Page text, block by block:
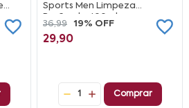
Sports Men Limpeza
Profunda 400ml
36,99 19% OFF
29,90
1 Comprar